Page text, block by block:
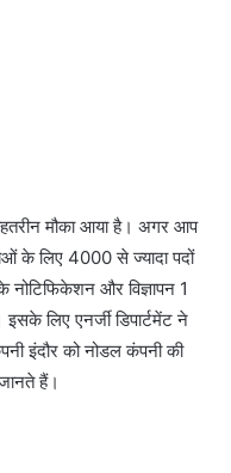
मौका आया है। अगर आप
के लिए 4000 से ज्यादा पदों
नोटिफिकेशन और विज्ञापन 1
लिए एनर्जी डिपार्टमेंट ने
इंदौर को नोडल कंपनी की
हैं।